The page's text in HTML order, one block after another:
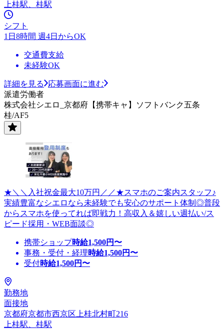
上桂駅、桂駅
シフト
1日8時間 週4日からOK
交通費支給
未経験OK
詳細を見る
応募画面に進む
派遣労働者
株式会社シエロ_京都府【携帯キャ】ソフトバンク五条
桂/AF5
★＼＼入社祝金最大10万円／／★スマホのご案内スタッフ♪
実績豊富なシエロなら未経験でも安心のサポート体制◎普段
からスマホを使ってれば即戦力！高収入＆嬉しい週払い/ス
ピード採用・WEB面談◎
携帯ショップ時給1,500円〜
事務・受付・経理時給1,500円〜
受付時給1,500円〜
勤務地
面接地
京都府京都市西京区上桂北村町216
上桂駅、桂駅